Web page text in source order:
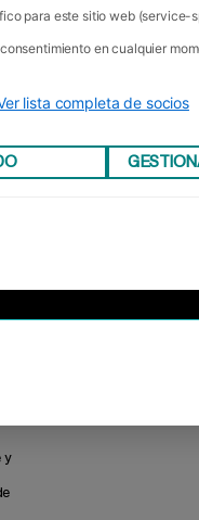
y
para este sitio web (service-
en cualquier
lista completa de socios